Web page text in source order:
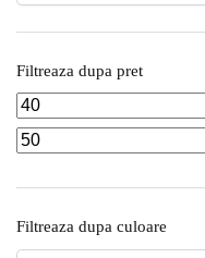
Filtreaza dupa pret
Filtreaza dupa culoare